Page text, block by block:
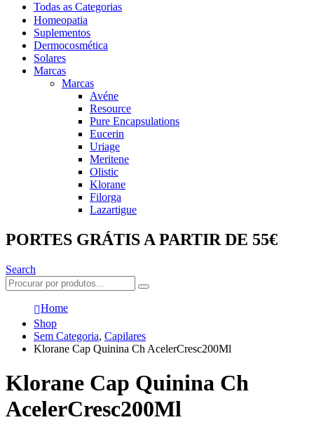
Todas as Categorias
Homeopatia
Suplementos
Dermocosmética
Solares
Marcas
Marcas
Avéne
Resource
Pure Encapsulations
Eucerin
Uriage
Meritene
Olistic
Klorane
Filorga
Lazartigue
PORTES GRÁTIS A PARTIR DE 55€
Search
Home
Shop
Sem Categoria, Capilares
Klorane Cap Quinina Ch AcelerCresc200Ml
Klorane Cap Quinina Ch
AcelerCresc200Ml